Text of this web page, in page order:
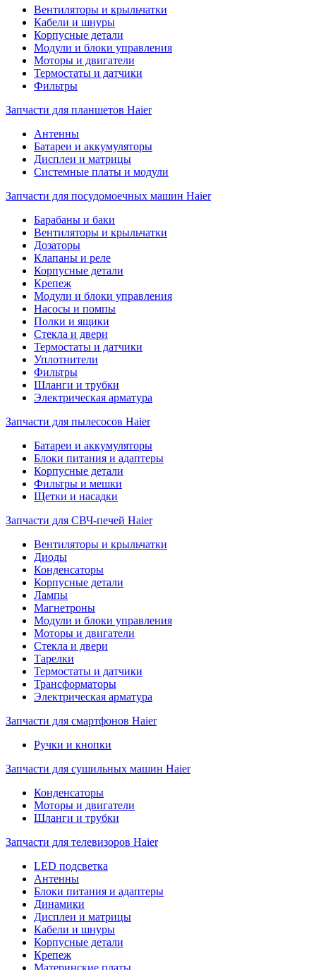
Вентиляторы и крыльчатки
Кабели и шнуры
Корпусные детали
Модули и блоки управления
Моторы и двигатели
Термостаты и датчики
Фильтры
Запчасти для планшетов Haier
Антенны
Батареи и аккумуляторы
Дисплеи и матрицы
Системные платы и модули
Запчасти для посудомоечных машин Haier
Барабаны и баки
Вентиляторы и крыльчатки
Дозаторы
Клапаны и реле
Корпусные детали
Крепеж
Модули и блоки управления
Насосы и помпы
Полки и ящики
Стекла и двери
Термостаты и датчики
Уплотнители
Фильтры
Шланги и трубки
Электрическая арматура
Запчасти для пылесосов Haier
Батареи и аккумуляторы
Блоки питания и адаптеры
Корпусные детали
Фильтры и мешки
Щетки и насадки
Запчасти для СВЧ-печей Haier
Вентиляторы и крыльчатки
Диоды
Конденсаторы
Корпусные детали
Лампы
Магнетроны
Модули и блоки управления
Моторы и двигатели
Стекла и двери
Тарелки
Термостаты и датчики
Трансформаторы
Электрическая арматура
Запчасти для смартфонов Haier
Ручки и кнопки
Запчасти для сушильных машин Haier
Конденсаторы
Моторы и двигатели
Шланги и трубки
Запчасти для телевизоров Haier
LED подсветка
Антенны
Блоки питания и адаптеры
Динамики
Дисплеи и матрицы
Кабели и шнуры
Корпусные детали
Крепеж
Материнские платы